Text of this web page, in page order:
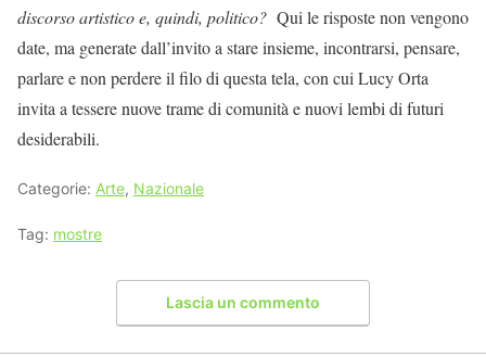
discorso artistico e, quindi, politico? Qui le risposte non vengono
date, ma generate dall’invito a stare insieme, incontrarsi, pensare,
parlare e non perdere il filo di questa tela, con cui Lucy Orta
invita a tessere nuove trame di comunità e nuovi lembi di futuri
desiderabili.
Categorie: Arte, Nazionale
Tag: mostre
Lascia un commento